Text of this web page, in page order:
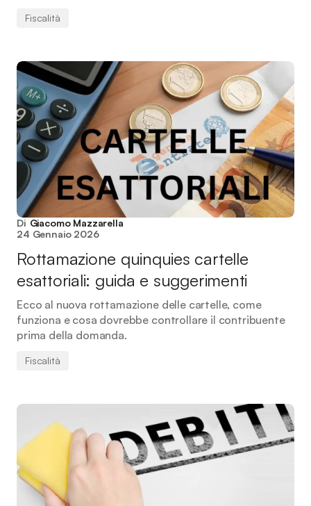
Fiscalità
Di Giacomo Mazzarella
24 Gennaio 2026
Rottamazione quinquies cartelle
esattoriali: guida e suggerimenti
Ecco al nuova rottamazione delle cartelle, come
funziona e cosa dovrebbe controllare il contribuente
prima della domanda.
Fiscalità